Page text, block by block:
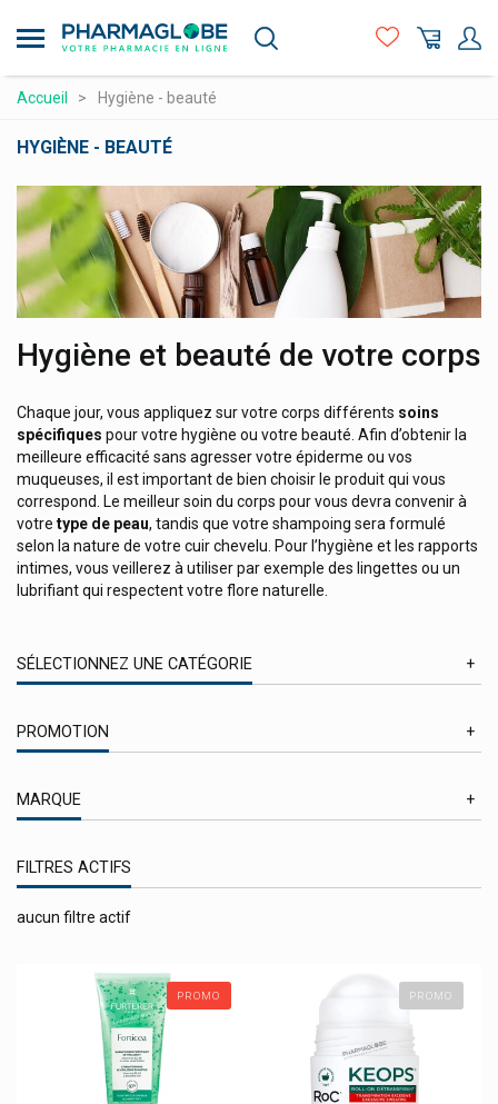
au
principal
Compléments alimentaires
Hygiène - beauté
Matériel médical et premiers soins
Médicaments et santé
Minceur et Sport
Orthopédie et contention
Prix attractifs
Produits vétérinaires
Vitamines et alimentation
Accueil Hygiène - beauté
HYGIÈNE - BEAUTÉ
Hygiène et beauté de votre corps
Chaque jour, vous appliquez sur votre corps différents soins
spécifiques pour votre hygiène ou votre beauté. Afin d’obtenir la
meilleure efficacité sans agresser votre épiderme ou vos
muqueuses, il est important de bien choisir le produit qui vous
correspond. Le meilleur soin du corps pour vous devra convenir à
votre type de peau, tandis que votre shampoing sera formulé
selon la nature de votre cuir chevelu. Pour l’hygiène et les rapports
intimes, vous veillerez à utiliser par exemple des lingettes ou un
lubrifiant qui respectent votre flore naturelle.
SÉLECTIONNEZ UNE CATÉGORIE
Hygiène bucco-dentaire
Hygiène corporelle
Hygiène intime
Protection solaire
Soin du corps
Soin du cuir chevelu et des cheveux
PROMOTION
MARQUE
Aboca Produits Naturels
Adp Laboratoire: Clémaflore / Natisane / Apilis
Allpresan
Alphagem Gemmothérapie
Apivita Cosmétique Naturelle
Apricot Beauty Patches Et Pads
FILTRES ACTIFS
aucun filtre actif
PROMO PROMO